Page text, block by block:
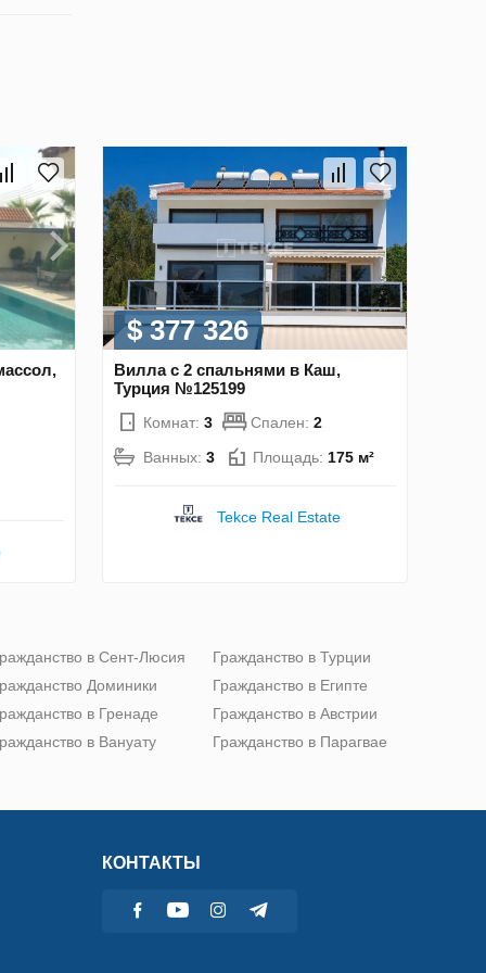
$ 377 326
Вилла с 2 спальнями в Каш,
Турция №125199
Комнат: 3 Спален: 2
Ванных: 3 Площадь: 175 м²
Tekce Real Estate
в Сент-Люсия
Доминики
в Гренаде
в Вануату
Гражданство в Турции
Гражданство в Египте
Гражданство в Австрии
Гражданство в Парагвае
КОНТАКТЫ